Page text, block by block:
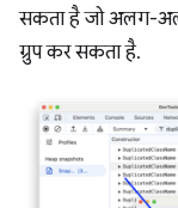
सकता है जो अलग-
ग्रुप कर सकता है.